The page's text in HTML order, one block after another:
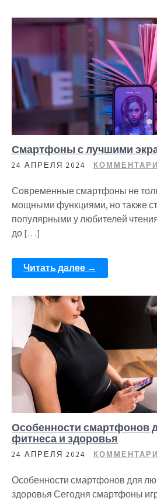
Смартфоны с лучшими
24 АПРЕЛЯ 2024
Современные смартфоны не
мощными функциями, но также
популярными у любителей
до […]
Читать далее →
Особенности смартфонов
фитнеса и здоровья
24 АПРЕЛЯ 2024
Особенности смартфонов для
здоровья Сегодня смартфоны